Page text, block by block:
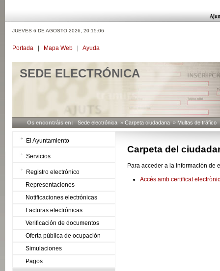
JUEVES 6 DE AGOSTO 2026, 20:15:06
Portada Mapa Web Ayuda
SEDE ELECTRÓNICA
Os encontráis en: Sede electrónica » Carpeta ciudadana » Multas de tráfico
El Ayuntamiento
Servicios
Registro electrónico
Representaciones
Notificaciones electrónicas
Facturas electrónicas
Verificación de documentos
Oferta pública de ocupación
Simulaciones
Pagos
Carpeta del
Para acceder a la información de
Accés amb certificat